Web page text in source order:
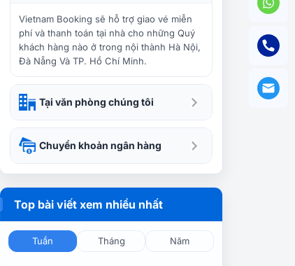
Bước Vào Ký Ức Đài Bắc
Thạch: Biểu tượng lịch sử
Đài Bắc
Bãi biển Fulong Đài Loan –
Viên ngọc xanh của xứ Đài
Núi Voi Đài Loan – Điểm
ngắm Taipei 101 đẹp nhất
Đài Bắc
Vietnam Booking sẽ hỗ trợ giao vé miễn
phí và thanh toán tại nhà cho những Quý
khách hàng nào ở trong nội thành Hà Nội,
Đà Nẵng Và TP. Hồ Chí Minh.
Tại văn phòng chúng tôi
Chuyển khoản ngân hàng
Top bài viết xem nhiều nhất
Tuần Tháng Năm